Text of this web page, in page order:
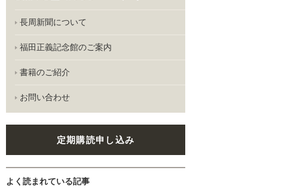
長周新聞について
福田正義記念館のご案内
書籍のご紹介
お問い合わせ
定期購読申し込み
よく読まれている記事